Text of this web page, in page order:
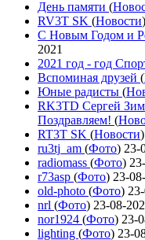
День памяти (
RV3T SK (Новости)
С Новым Годом и
2021
2021 год - год
Вспоминая друзей (
Юные радисты (
RK3TD Сергей
Поздравляем! (
RT3T SK (Новости)
ru3tj_am (Фото) 23-
radiomass (Фото)
r73asp (Фото) 23-
old-photo (Фото)
nrl (Фото) 23-08-
nor1924 (Фото) 23-
lighting (Фото) 23-